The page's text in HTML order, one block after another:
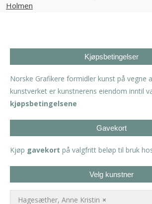
Kjøpsbetingelser
Norske Grafikere formidler kunst på vegne
kunstverket er kunstnerens eiendom inntil
kjøpsbetingelsene
Gavekort
Kjøp gavekort på valgfritt beløp til bruk
Velg kunstner
×
Hagesæther, Anne Kristin